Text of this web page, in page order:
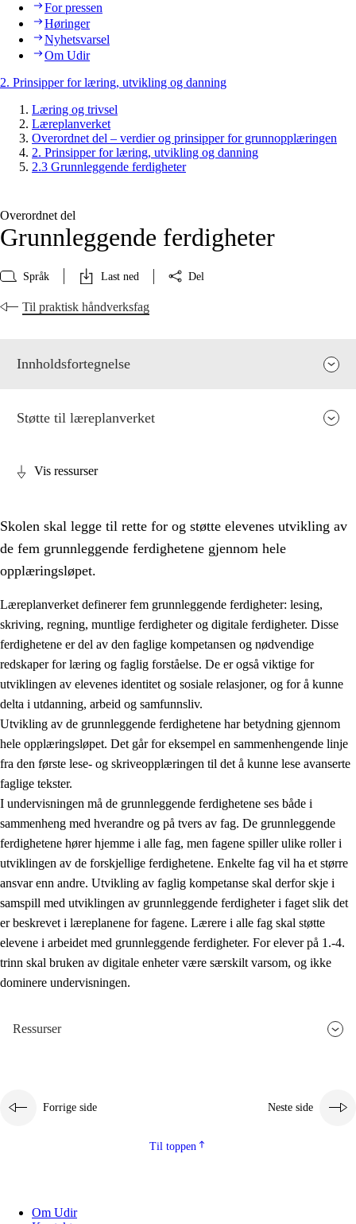
For pressen
Høringer
Nyhetsvarsel
Om Udir
2. Prinsipper for læring, utvikling og danning
Læring og trivsel
Læreplanverket
Overordnet del – verdier og prinsipper for grunnopplæringen
2. Prinsipper for læring, utvikling og danning
2.3 Grunnleggende ferdigheter
Overordnet del
Grunnleggende ferdigheter
Språk Last ned Del
Til praktisk håndverksfag
Innholdsfortegnelse
2. Prinsipper for læring, utvikling og danning
Sosial læring og utvikling
2.2 Kompetanse i fagene
2.3 Grunnleggende ferdigheter
2.4 Å lære å lære
Tverrfaglige temaer
Støtte til læreplanverket
Vis ressurser
Skolen skal legge til rette for og støtte elevenes utvikling av
de fem grunnleggende ferdighetene gjennom hele
opplæringsløpet.
Læreplanverket definerer fem grunnleggende ferdigheter: lesing,
skriving, regning, muntlige ferdigheter og digitale ferdigheter. Disse
ferdighetene er del av den faglige kompetansen og nødvendige
redskaper for læring og faglig forståelse. De er også viktige for
utviklingen av elevenes identitet og sosiale relasjoner, og for å kunne
delta i utdanning, arbeid og samfunnsliv.
Utvikling av de grunnleggende ferdighetene har betydning gjennom
hele opplæringsløpet. Det går for eksempel en sammenhengende linje
fra den første lese- og skriveopplæringen til det å kunne lese avanserte
faglige tekster.
I undervisningen må de grunnleggende ferdighetene ses både i
sammenheng med hverandre og på tvers av fag. De grunnleggende
ferdighetene hører hjemme i alle fag, men fagene spiller ulike roller i
utviklingen av de forskjellige ferdighetene. Enkelte fag vil ha et større
ansvar enn andre. Utvikling av faglig kompetanse skal derfor skje i
samspill med utviklingen av grunnleggende ferdigheter i faget slik det
er beskrevet i læreplanene for fagene. Lærere i alle fag skal støtte
elevene i arbeidet med grunnleggende ferdigheter. For elever på 1.-4.
trinn skal bruken av digitale enheter være særskilt varsom, og ikke
dominere undervisningen.
Ressurser
Forrige side Neste side
Til toppen
Om Udir